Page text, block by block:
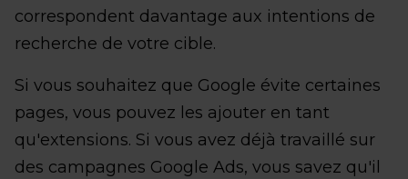
correspondent davantage aux intentions de
recherche de votre cible.
Si vous souhaitez que Google évite certaines
pages, vous pouvez les ajouter en tant
qu'extensions. Si vous avez déjà travaillé sur
des campagnes Google Ads, vous savez qu'il